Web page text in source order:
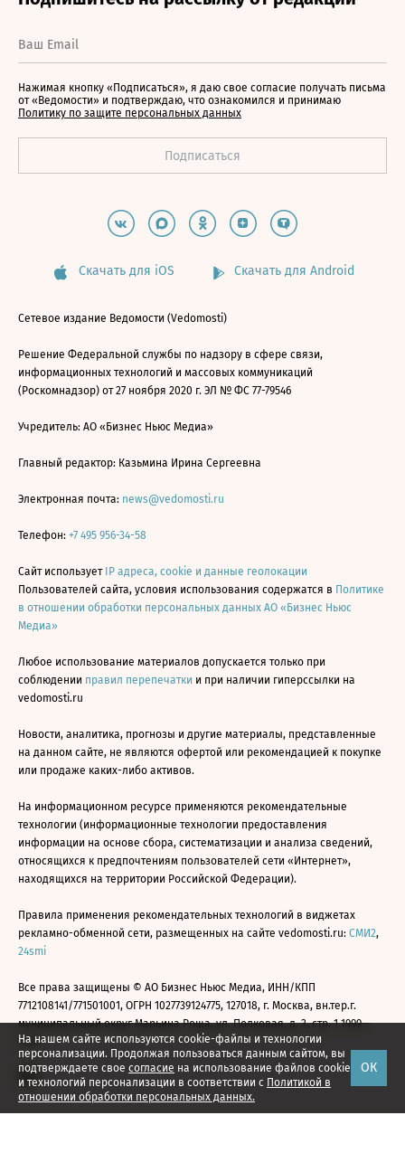
На нашем сайте используются cookie-файлы и технологии
персонализации. Продолжая пользоваться данным сайтом, вы
подтверждаете свое согласие на использование файлов cookie
и технологий персонализации в соответствии с Политикой в
отношении обработки персональных данных.
ОК
Нажимая кнопку «Подписаться», я даю свое согласие получать письма
от «Ведомости» и подтверждаю, что ознакомился и принимаю
Политику по защите персональных данных
Скачать для iOS Скачать для Android
Сетевое издание Ведомости (Vedomosti)
Решение Федеральной службы по надзору в сфере связи,
информационных технологий и массовых коммуникаций
(Роскомнадзор) от 27 ноября 2020 г. ЭЛ № ФС 77-79546
Учредитель: АО «Бизнес Ньюс Медиа»
Главный редактор: Казьмина Ирина Сергеевна
Электронная почта: news@vedomosti.ru
Телефон: +7 495 956-34-58
Сайт использует IP адреса, cookie и данные геолокации
Пользователей сайта, условия использования содержатся в Политике
в отношении обработки персональных данных АО «Бизнес Ньюс
Медиа»
Любое использование материалов допускается только при
соблюдении правил перепечатки и при наличии гиперссылки на
vedomosti.ru
Новости, аналитика, прогнозы и другие материалы, представленные
на данном сайте, не являются офертой или рекомендацией к покупке
или продаже каких-либо активов.
На информационном ресурсе применяются рекомендательные
технологии (информационные технологии предоставления
информации на основе сбора, систематизации и анализа сведений,
относящихся к предпочтениям пользователей сети «Интернет»,
находящихся на территории Российской Федерации).
Правила применения рекомендательных технологий в виджетах
рекламно-обменной сети, размещенных на сайте vedomosti.ru: СМИ2,
24smi
Все права защищены © АО Бизнес Ньюс Медиа, ИНН/КПП
7712108141/771501001, ОГРН 1027739124775, 127018, г. Москва, вн.тер.г.
муниципальный округ Марьина Роща, ул. Полковая, д. 3, стр. 1 1999—
2026